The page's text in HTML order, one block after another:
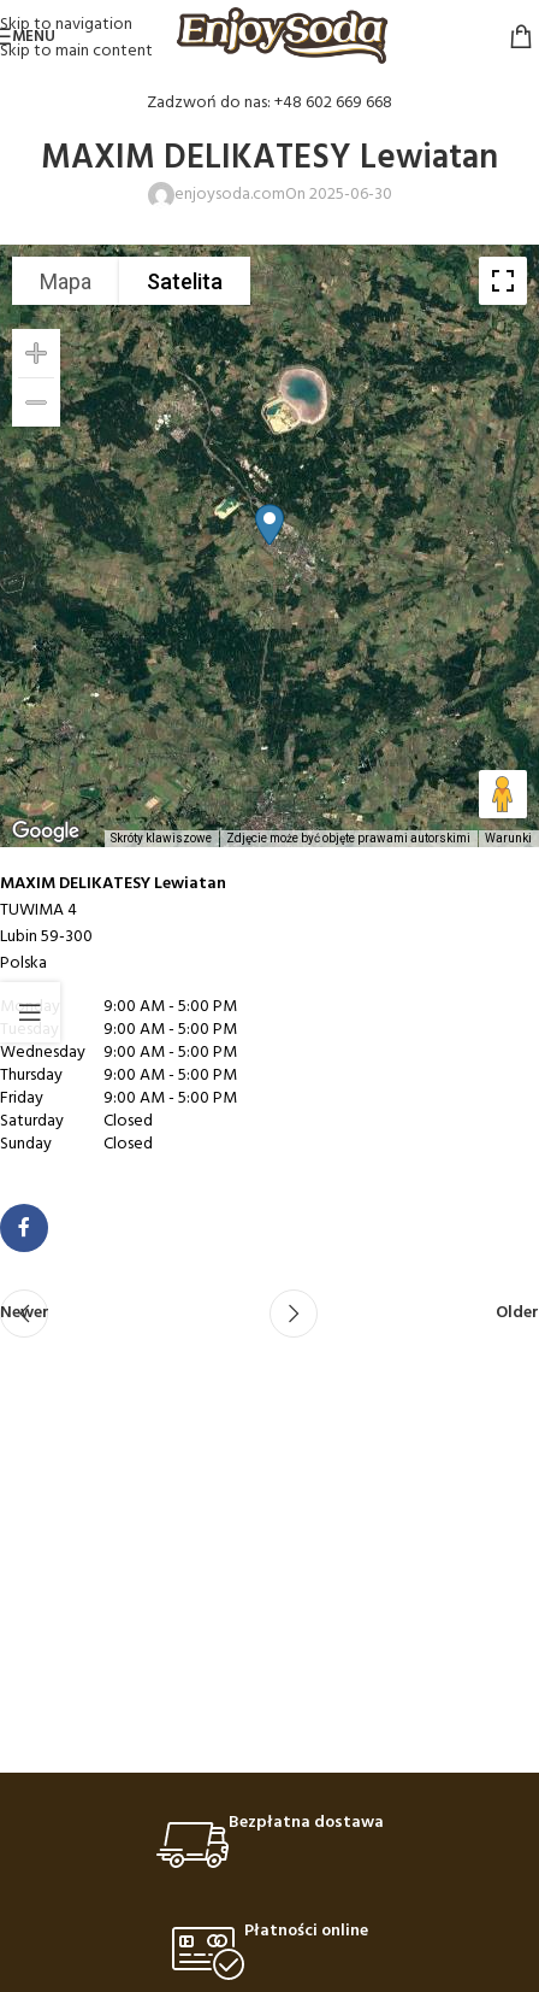
Skip to navigation
Skip to main content
MENU
Zadzwoń do nas: +48 602 669 668
MAXIM DELIKATESY Lewiatan
enjoysoda.comOn 2025-06-30
Mapa Satelita
Skróty klawiszowe Zdjęcie może być objęte prawami autorskimi Warunki
MAXIM DELIKATESY Lewiatan
TUWIMA 4
Lubin59-300
Polska
Monday
9:00 AM - 5:00 PM
Tuesday
9:00 AM - 5:00 PM
Wednesday
9:00 AM - 5:00 PM
Thursday
9:00 AM - 5:00 PM
Friday
9:00 AM - 5:00 PM
Saturday
Closed
Sunday
Closed
Newer Older
Bezpłatna dostawa
Płatności online